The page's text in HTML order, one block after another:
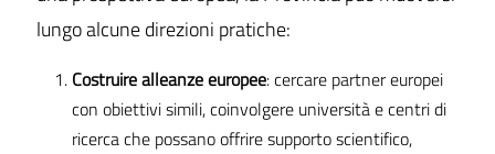
lungo alcune direzioni pratiche:
Costruire alleanze europee: cercare partner europei
con obiettivi simili, coinvolgere università e centri di
ricerca che possano offrire supporto scientifico,